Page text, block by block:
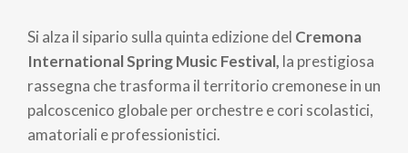
Si alza il sipario sulla quinta edizione del Cremona
International Spring Music Festival, la prestigiosa
rassegna che trasforma il territorio cremonese in un
palcoscenico globale per orchestre e cori scolastici,
amatoriali e professionistici.